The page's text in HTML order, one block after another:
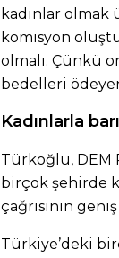
kadınlar
komisyon
olmalı. Çünkü
bedelleri
Kadınlarla
Türkoğlu, DEM
birçok şehirde
çağrısının
Türkiye’deki